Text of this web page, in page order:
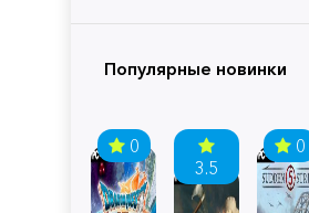
Популярные новинки
0
3.5
0